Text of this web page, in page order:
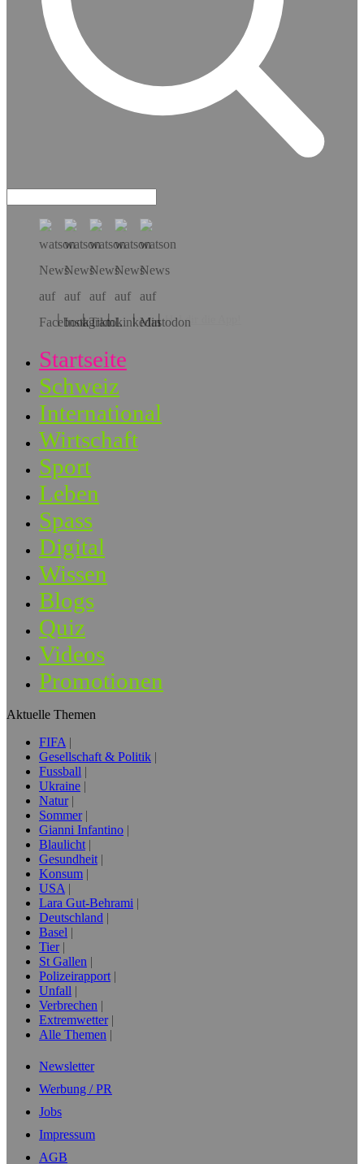
Hol dir die App!
Startseite
Schweiz
International
Wirtschaft
Sport
Leben
Spass
Digital
Wissen
Blogs
Quiz
Videos
Promotionen
Aktuelle Themen
FIFA
Gesellschaft & Politik
Fussball
Ukraine
Natur
Sommer
Gianni Infantino
Blaulicht
Gesundheit
Konsum
USA
Lara Gut-Behrami
Deutschland
Basel
Tier
St Gallen
Polizeirapport
Unfall
Verbrechen
Extremwetter
Alle Themen
Newsletter
Werbung / PR
Jobs
Impressum
AGB